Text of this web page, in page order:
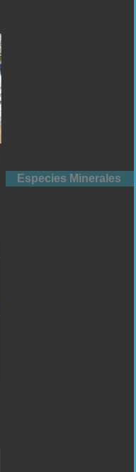
Especies Minerales